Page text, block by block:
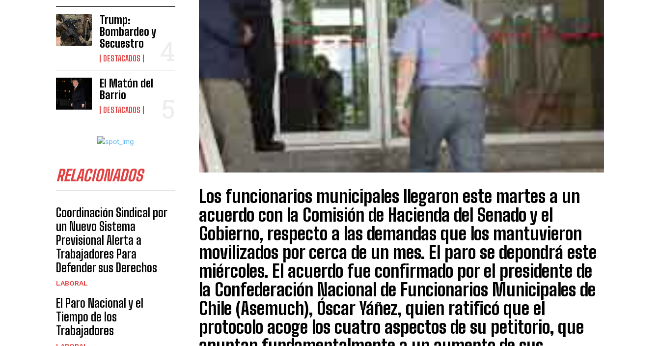
Trump:
Bombardeo y
Secuestro
DESTACADOS
El Matón del
Barrio
DESTACADOS
RELACIONADOS
Coordinación Sindical por
un Nuevo Sistema
Previsional Alerta a
Trabajadores Para
Defender sus Derechos
LABORAL
El Paro Nacional y el
Tiempo de los
Trabajadores
Los funcionarios municipales llegaron este martes a un
acuerdo con la Comisión de Hacienda del Senado y el
Gobierno, respecto a las demandas que los mantuvieron
movilizados por cerca de un mes. El paro se depondrá este
miércoles. El acuerdo fue confirmado por el presidente de
la Confederación Nacional de Funcionarios Municipales de
Chile (Asemuch), Óscar Yáñez, quien ratificó que el
protocolo acoge los cuatro aspectos de su petitorio, que